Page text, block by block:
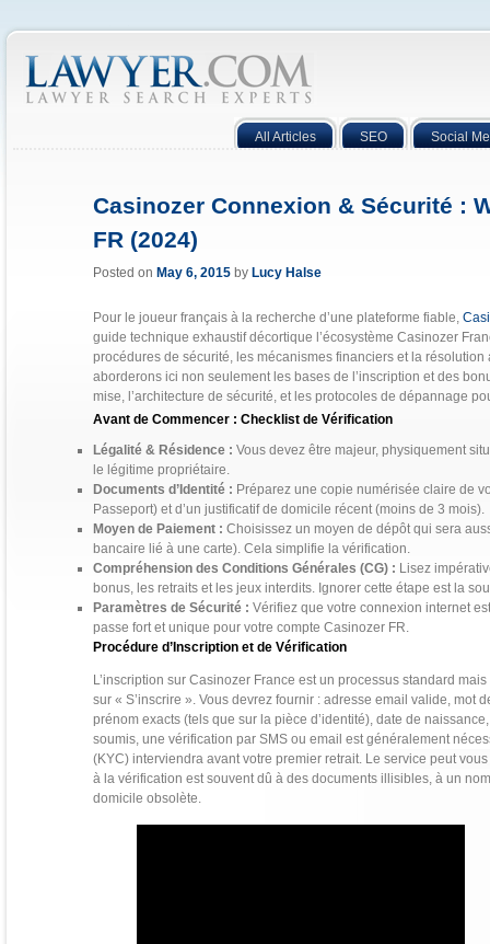
All Articles SEO Social
Casinozer Connexion & Sécurité :
FR (2024)
Posted on May 6, 2015 by Lucy Halse
Pour le joueur français à la recherche d’une plateforme fiable,
guide technique exhaustif décortique l’écosystème Casinozer
procédures de sécurité, les mécanismes financiers et la
aborderons ici non seulement les bases de l’inscription et des
mise, l’architecture de sécurité, et les protocoles de dépannage
Avant de Commencer : Checklist de Vérification
Légalité & Résidence : Vous devez être majeur, physiquement
le légitime propriétaire.
Documents d’Identité : Préparez une copie numérisée claire de
Passeport) et d’un justificatif de domicile récent (moins de 3 mois).
Moyen de Paiement : Choisissez un moyen de dépôt qui sera
bancaire lié à une carte). Cela simplifie la vérification.
Compréhension des Conditions Générales (CG) : Lisez
bonus, les retraits et les jeux interdits. Ignorer cette étape est la
Paramètres de Sécurité : Vérifiez que votre connexion internet
passe fort et unique pour votre compte Casinozer FR.
Procédure d’Inscription et de Vérification
L’inscription sur Casinozer France est un processus standard
sur « S’inscrire ». Vous devrez fournir : adresse email valide, mot
prénom exacts (tels que sur la pièce d’identité), date de
soumis, une vérification par SMS ou email est généralement
(KYC) interviendra avant votre premier retrait. Le service peut
à la vérification est souvent dû à des documents illisibles, à un
domicile obsolète.